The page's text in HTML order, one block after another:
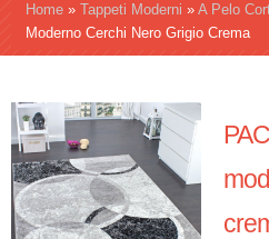
Tu sei qui
Home » Tappeti Moderni » A Pelo
Moderno Cerchi Nero Grigio Crema